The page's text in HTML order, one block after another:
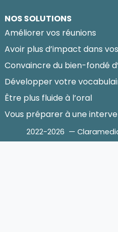
NOS SOLUTIONS
Améliorer vos réunions
Avoir plus d’impact dans
Convaincre du bien-fondé
Développer votre
Être plus fluide à l’oral
Vous préparer à une
2022-2026 —